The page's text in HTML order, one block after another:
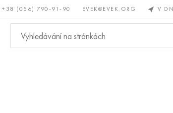
+38 (056) 790-91-90 EVEK@EVEK.ORG V
Neželezné
kovy
Legovaná